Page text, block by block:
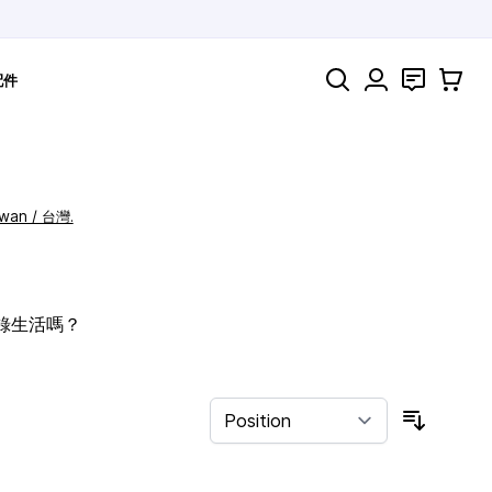
件 Search 聯絡 購物車
/ 台灣.
生活嗎？